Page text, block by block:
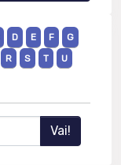
D E F
G
R S T
U